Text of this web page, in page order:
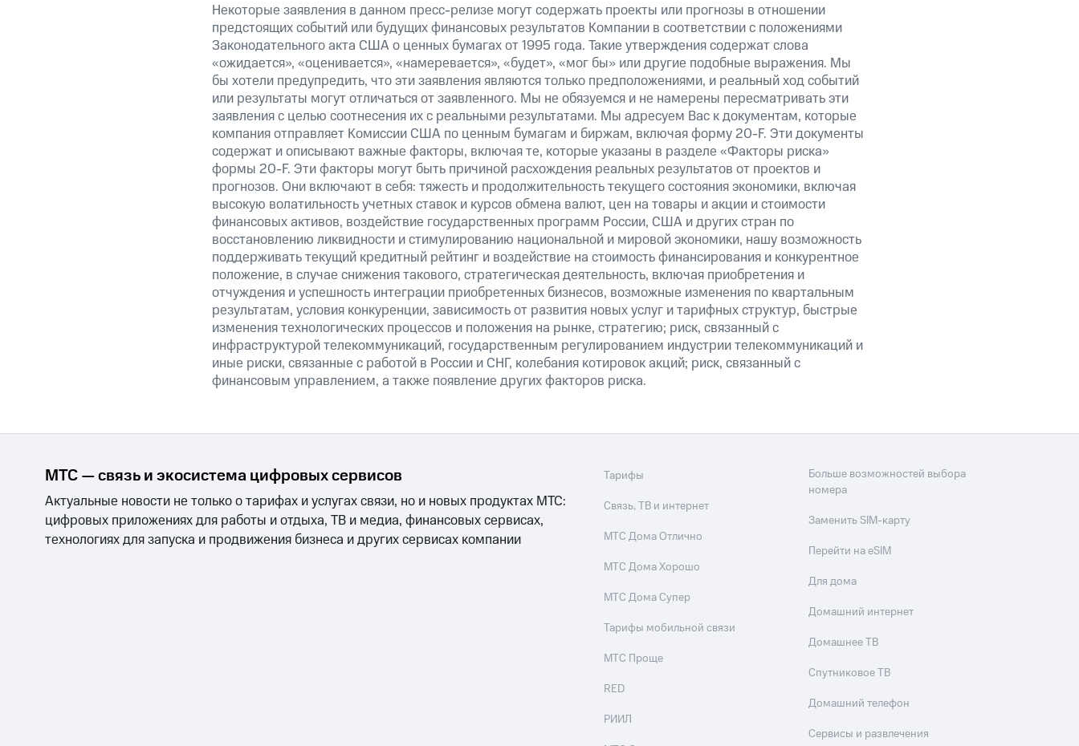
Некоторые заявления в данном пресс-релизе могут содержать проекты или прогнозы в отношении
предстоящих событий или будущих финансовых результатов Компании в соответствии с положениями
Законодательного акта США о ценных бумагах от 1995 года. Такие утверждения содержат слова
«ожидается», «оценивается», «намеревается», «будет», «мог бы» или другие подобные выражения. Мы
бы хотели предупредить, что эти заявления являются только предположениями, и реальный ход событий
или результаты могут отличаться от заявленного. Мы не обязуемся и не намерены пересматривать эти
заявления с целью соотнесения их с реальными результатами. Мы адресуем Вас к документам, которые
компания отправляет Комиссии США по ценным бумагам и биржам, включая форму 20-F. Эти документы
содержат и описывают важные факторы, включая те, которые указаны в разделе «Факторы риска»
формы 20-F. Эти факторы могут быть причиной расхождения реальных результатов от проектов и
прогнозов. Они включают в себя: тяжесть и продолжительность текущего состояния экономики, включая
высокую волатильность учетных ставок и курсов обмена валют, цен на товары и акции и стоимости
финансовых активов, воздействие государственных программ России, США и других стран по
восстановлению ликвидности и стимулированию национальной и мировой экономики, нашу возможность
поддерживать текущий кредитный рейтинг и воздействие на стоимость финансирования и конкурентное
положение, в случае снижения такового, стратегическая деятельность, включая приобретения и
отчуждения и успешность интеграции приобретенных бизнесов, возможные изменения по квартальным
результатам, условия конкуренции, зависимость от развития новых услуг и тарифных структур, быстрые
изменения технологических процессов и положения на рынке, стратегию; риск, связанный с
инфраструктурой телекоммуникаций, государственным регулированием индустрии телекоммуникаций и
иные риски, связанные с работой в России и СНГ, колебания котировок акций; риск, связанный с
финансовым управлением, а также появление других факторов риска.
МТС — связь и экосистема цифровых сервисов
Актуальные новости не только о тарифах и услугах связи, но и новых продуктах МТС:
цифровых приложениях для работы и отдыха, ТВ и медиа, финансовых сервисах,
технологиях для запуска и продвижения бизнеса и других сервисах компании
Тарифы
Связь, ТВ и интернет
МТС Дома Отлично
МТС Дома Хорошо
МТС Дома Супер
Тарифы мобильной связи
МТС Проще
RED
РИИЛ
Больше возможностей выбора
номера
Заменить SIM-карту
Перейти на eSIM
Для дома
Домашний интернет
Домашнее ТВ
Спутниковое ТВ
Домашний телефон
Сервисы и развлечения